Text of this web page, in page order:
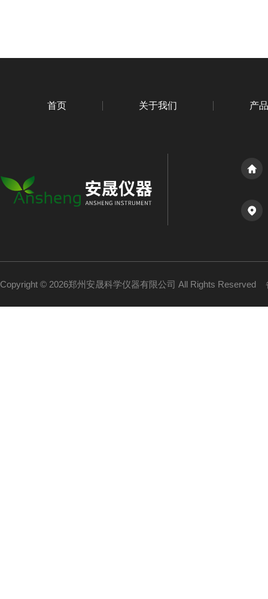
首页 关于我们 产
Copyright © 2026郑州安晟科学仪器有限公司 All Rights Reserved